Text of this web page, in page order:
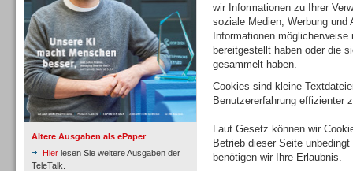
Ältere Ausgaben als ePaper
Hier lesen Sie weitere Ausgaben der
TeleTalk.
wir Informationen zu Ihrer
soziale Medien, Werbung und
Informationen
bereitgestellt haben oder die
gesammelt haben.
Cookies sind kleine
Benutzererfahrung effizienter
Laut Gesetz können wir
Betrieb dieser Seite
benötigen wir Ihre Erlaubnis.